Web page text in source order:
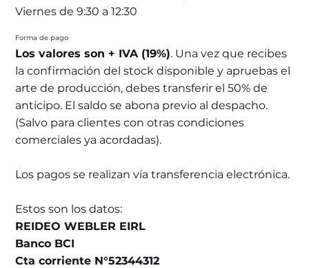
Viernes de 9:30 a 12:30
Forma de pago
Los valores son + IVA (19%). Una vez que recibes
la confirmación del stock disponible y apruebas el
arte de producción, debes transferir el 50% de
anticipo. El saldo se abona previo al despacho.
(Salvo para clientes con otras condiciones
comerciales ya acordadas).
Los pagos se realizan vía transferencia electrónica.
Estos son los datos:
REIDEO WEBLER EIRL
Banco BCI
Cta corriente N°52344312